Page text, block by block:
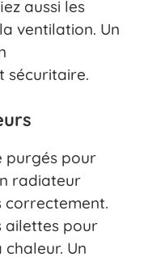
aussi les
ventilation. Un
sécuritaire.
purgés pour
radiateur
correctement.
ailettes pour
Un